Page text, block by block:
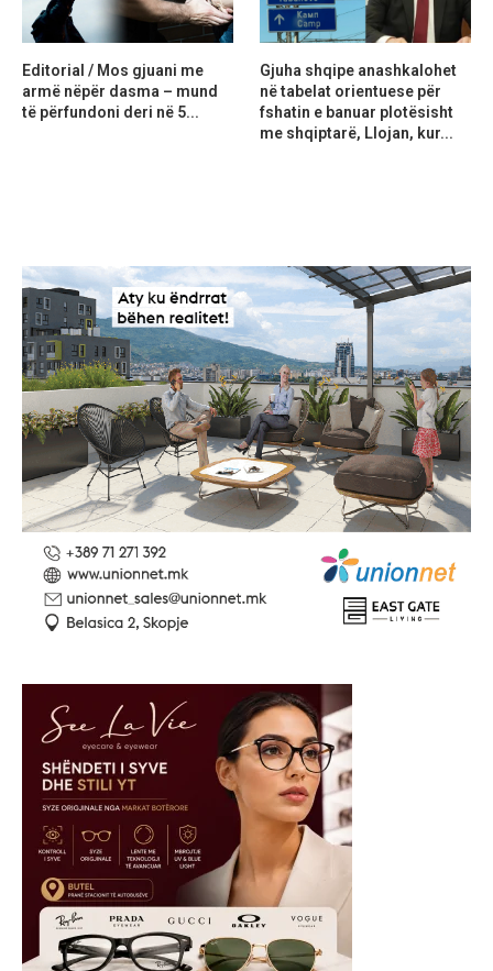
Editorial / Mos gjuani me
armë nëpër dasma – mund
të përfundoni deri në 5...
Gjuha shqipe anashkalohet
në tabelat orientuese për
fshatin e banuar plotësisht
me shqiptarë, Llojan, kur...